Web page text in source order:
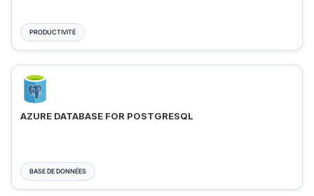
PRODUCTIVITÉ
AZURE DATABASE FOR POSTGRESQL
BASE DE DONNÉES